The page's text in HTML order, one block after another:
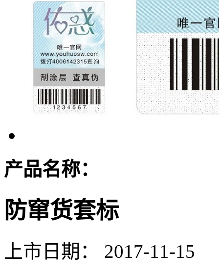
产品名称：
防窜货套标
上市日期： 2017-11-15